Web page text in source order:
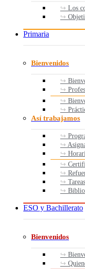
Los
Primaria
Bienvenidos
Así trabajamos
ESO y Bachillerato
Bienvenidos